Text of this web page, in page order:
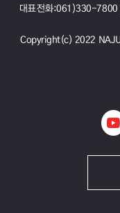
대표전화:061)330-7800
Copyright(c) 2022